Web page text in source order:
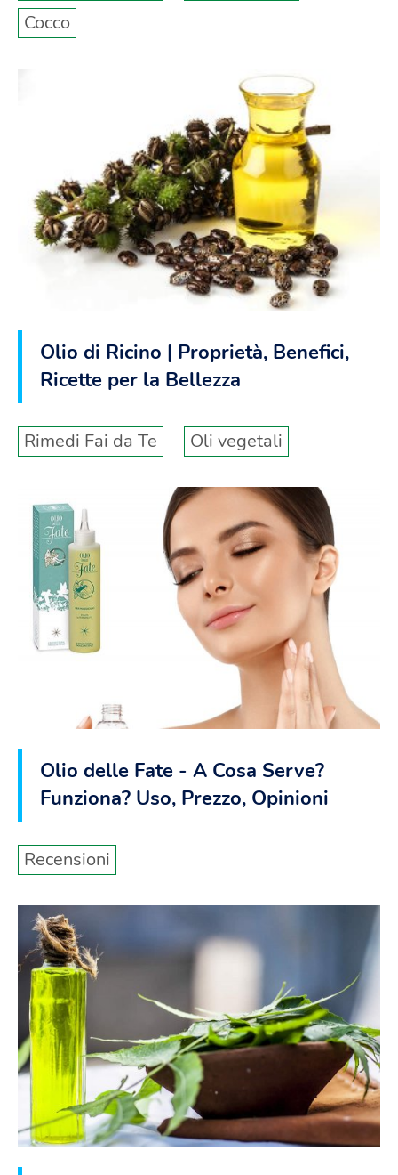
Cocco
Olio di Ricino | Proprietà, Benefici,
Ricette per la Bellezza
Rimedi Fai da Te Oli vegetali
Olio delle Fate - A Cosa Serve?
Funziona? Uso, Prezzo, Opinioni
Recensioni